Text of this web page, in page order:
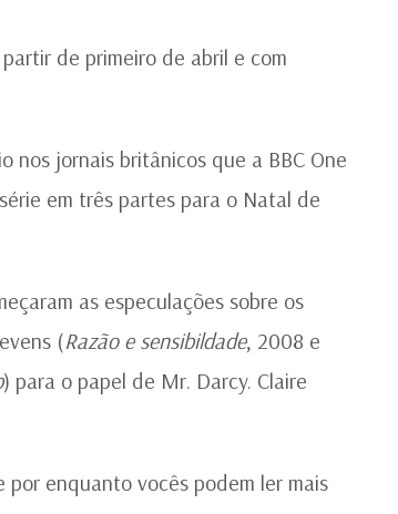
de primeiro de abril e com
jornais britânicos que a BBC One
em três partes para o Natal de
as especulações sobre os
(Razão e sensibildade, 2008 e
) para o papel de Mr. Darcy. Claire
enquanto vocês podem ler mais